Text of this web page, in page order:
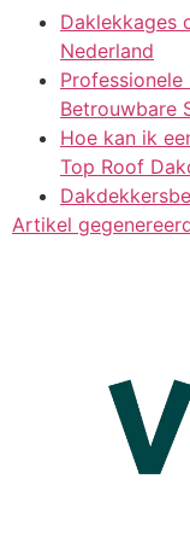
Daklekkages
Nederland
Betrouwbare
Hoe kan ik
Top Roof
Artikel